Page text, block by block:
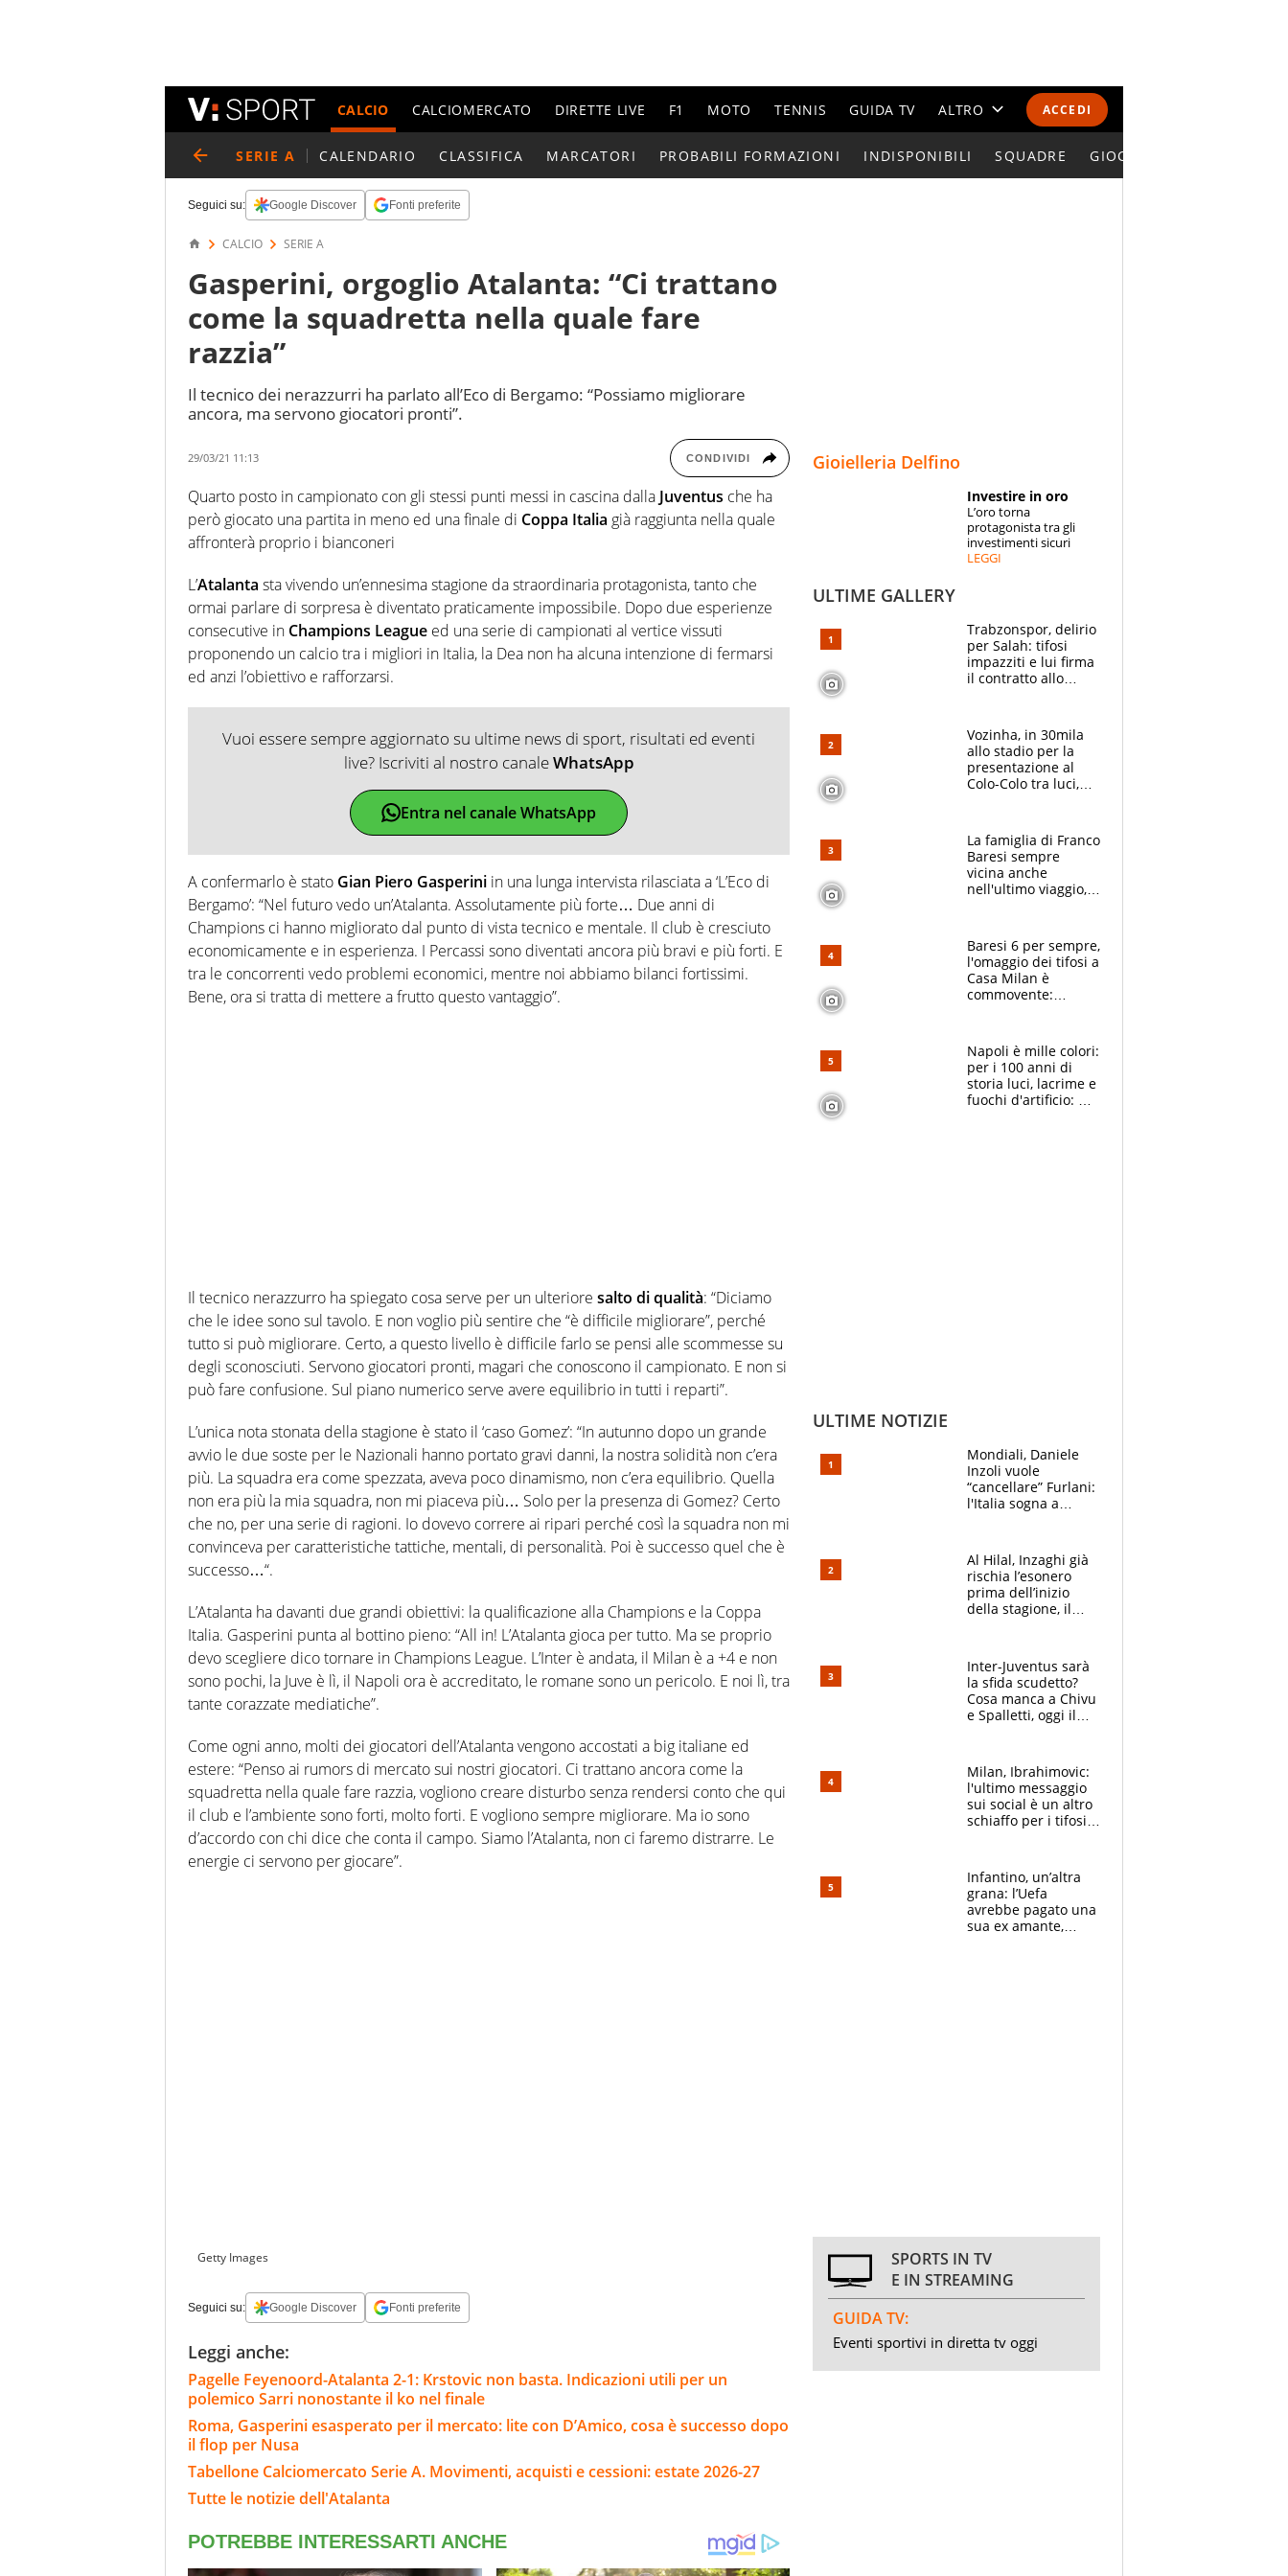
ACCEDI
CALCIO CALCIOMERCATO DIRETTE LIVE F1 MOTO TENNIS GUIDA TV ALTRO
CALENDARI E CLASSIFICHE
ESPERTI
SERIE A CALENDARIO CLASSIFICA MARCATORI PROBABILI FORMAZIONI INDISPONIBILI SQUADRE GIOCATORI SERIE A
Seguici su: Google Discover Fonti preferite
CALCIO SERIE A
Gasperini, orgoglio Atalanta: “Ci trattano
come la squadretta nella quale fare
razzia”
Il tecnico dei nerazzurri ha parlato all’Eco di Bergamo: “Possiamo migliorare
ancora, ma servono giocatori pronti”.
29/03/21 11:13 CONDIVIDI
Quarto posto in campionato con gli stessi punti messi in cascina dalla Juventus che ha
però giocato una partita in meno ed una finale di Coppa Italia già raggiunta nella quale
affronterà proprio i bianconeri
L’Atalanta sta vivendo un’ennesima stagione da straordinaria protagonista, tanto che
ormai parlare di sorpresa è diventato praticamente impossibile. Dopo due esperienze
consecutive in Champions League ed una serie di campionati al vertice vissuti
proponendo un calcio tra i migliori in Italia, la Dea non ha alcuna intenzione di fermarsi
ed anzi l’obiettivo e rafforzarsi.
Vuoi essere sempre aggiornato su ultime news di sport, risultati ed eventi
live? Iscriviti al nostro canaleWhatsApp
Entra nel canale WhatsApp
A confermarlo è stato Gian Piero Gasperini in una lunga intervista rilasciata a ‘L’Eco di
Bergamo’: “Nel futuro vedo un’Atalanta. Assolutamente più forte… Due anni di
Champions ci hanno migliorato dal punto di vista tecnico e mentale. Il club è cresciuto
economicamente e in esperienza. I Percassi sono diventati ancora più bravi e più forti. E
tra le concorrenti vedo problemi economici, mentre noi abbiamo bilanci fortissimi.
Bene, ora si tratta di mettere a frutto questo vantaggio”.
Il tecnico nerazzurro ha spiegato cosa serve per un ulteriore salto di qualità: “Diciamo
che le idee sono sul tavolo. E non voglio più sentire che “è difficile migliorare”, perché
tutto si può migliorare. Certo, a questo livello è difficile farlo se pensi alle scommesse su
degli sconosciuti. Servono giocatori pronti, magari che conoscono il campionato. E non si
può fare confusione. Sul piano numerico serve avere equilibrio in tutti i reparti”.
L’unica nota stonata della stagione è stato il ‘caso Gomez’: “In autunno dopo un grande
avvio le due soste per le Nazionali hanno portato gravi danni, la nostra solidità non c’era
più. La squadra era come spezzata, aveva poco dinamismo, non c’era equilibrio. Quella
non era più la mia squadra, non mi piaceva più… Solo per la presenza di Gomez? Certo
che no, per una serie di ragioni. Io dovevo correre ai ripari perché così la squadra non mi
convinceva per caratteristiche tattiche, mentali, di personalità. Poi è successo quel che è
successo…“.
L’Atalanta ha davanti due grandi obiettivi: la qualificazione alla Champions e la Coppa
Italia. Gasperini punta al bottino pieno: “All in! L’Atalanta gioca per tutto. Ma se proprio
devo scegliere dico tornare in Champions League. L’Inter è andata, il Milan è a +4 e non
sono pochi, la Juve è lì, il Napoli ora è accreditato, le romane sono un pericolo. E noi lì, tra
tante corazzate mediatiche”.
Come ogni anno, molti dei giocatori dell’Atalanta vengono accostati a big italiane ed
estere: “Penso ai rumors di mercato sui nostri giocatori. Ci trattano ancora come la
squadretta nella quale fare razzia, vogliono creare disturbo senza rendersi conto che qui
il club e l’ambiente sono forti, molto forti. E vogliono sempre migliorare. Ma io sono
d’accordo con chi dice che conta il campo. Siamo l’Atalanta, non ci faremo distrarre. Le
energie ci servono per giocare”.
Getty Images
Seguici su: Google Discover Fonti preferite
Leggi anche:
Pagelle Feyenoord-Atalanta 2-1: Krstovic non basta. Indicazioni utili per un
polemico Sarri nonostante il ko nel finale
Roma, Gasperini esasperato per il mercato: lite con D’Amico, cosa è successo dopo
il flop per Nusa
Tabellone Calciomercato Serie A. Movimenti, acquisti e cessioni: estate 2026-27
Tutte le notizie dell'Atalanta
Gioielleria Delfino
Investire in oro
L’oro torna
protagonista tra gli
investimenti sicuri
LEGGI
ULTIME GALLERY
Trabzonspor, delirio
per Salah: tifosi
impazziti e lui firma
il contratto allo
Vozinha, in 30mila
allo stadio per la
presentazione al
Colo-Colo tra luci,
La famiglia di Franco
Baresi sempre
vicina anche
nell'ultimo viaggio,
circondati
dall'affetto dei tifosi
Baresi 6 per sempre,
l'omaggio dei tifosi a
Casa Milan è
commovente:
bigliettini
Napoli è mille colori:
per i 100 anni di
storia luci, lacrime e
fuochi d'artificio: De
ULTIME NOTIZIE
Mondiali, Daniele
Inzoli vuole
“cancellare” Furlani:
l'Italia sogna a
finale
Al Hilal, Inzaghi già
rischia l’esonero
prima dell’inizio
della stagione, il
Inter-Juventus sarà
la sfida scudetto?
Cosa manca a Chivu
e Spalletti, oggi il
Milan, Ibrahimovic:
l'ultimo messaggio
sui social è un altro
schiaffo per i tifosi
Infantino, un’altra
grana: l’Uefa
avrebbe pagato una
sua ex amante,
SPORTS IN TV
E IN STREAMING
GUIDA TV:
Eventi sportivi in diretta tv oggi